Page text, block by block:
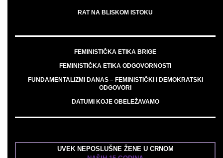
RAT NA BLISKOM ISTOKU
FEMINISTIČKA ETIKA BRIGE
FEMINISTIČKA ETIKA ODGOVORNOSTI
FUNDAMENTALIZMI DANAS – FEMINISTIČKI I DEMOKRATSKI
ODGOVORI
DATUMI KOJE OBELEŽAVAMO
UVEK NEPOSLUŠNE ŽENE U CRNOM